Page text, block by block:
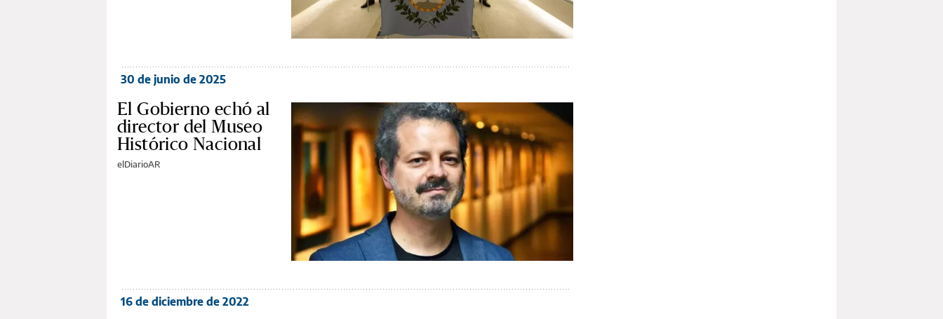
30 de junio de 2025
El Gobierno echó al
director del Museo
Histórico Nacional
elDiarioAR
16 de diciembre de 2022